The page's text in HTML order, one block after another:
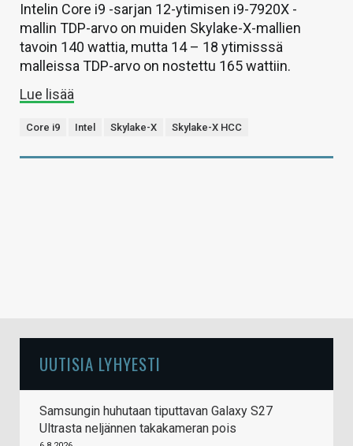
Intelin Core i9 -sarjan 12-ytimisen i9-7920X -
mallin TDP-arvo on muiden Skylake-X-mallien
tavoin 140 wattia, mutta 14 – 18 ytimisssä
malleissa TDP-arvo on nostettu 165 wattiin.
Lue lisää
Core i9 Intel Skylake-X Skylake-X HCC
UUTISIA LYHYESTI
Samsungin huhutaan tiputtavan Galaxy S27
Ultrasta neljännen takakameran pois